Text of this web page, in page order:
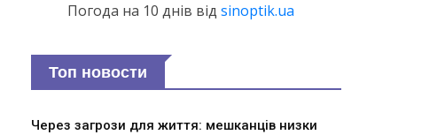
Погода на 10 днів від sinoptik.ua
Топ новости
Через загрози для життя: мешканців низки